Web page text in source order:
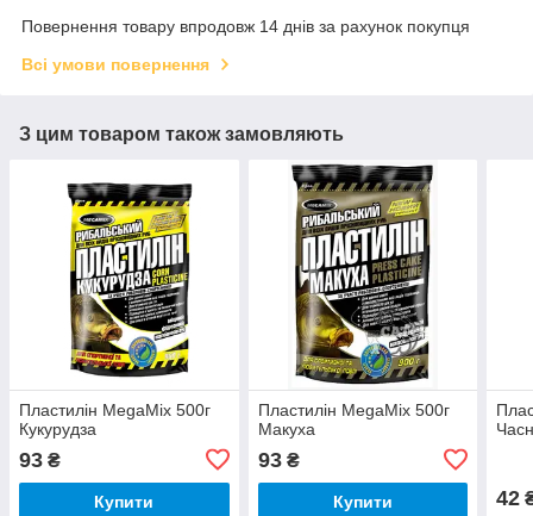
Повернення товару впродовж 14 днів за рахунок покупця
Всі умови повернення
З цим товаром також замовляють
Пластилін MegaMix 500г
Кукурудза
93 ₴
Купити
Пластилін MegaMix 500г
Макуха
93₴
Купити 42